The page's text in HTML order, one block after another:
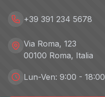
+39 391 234 5678
Via Roma, 123
00100 Roma, Italia
Lun-Ven: 9:00 - 18:00